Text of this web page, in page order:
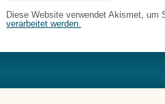
Diese Website verwendet Akismet, um
verarbeitet werden.